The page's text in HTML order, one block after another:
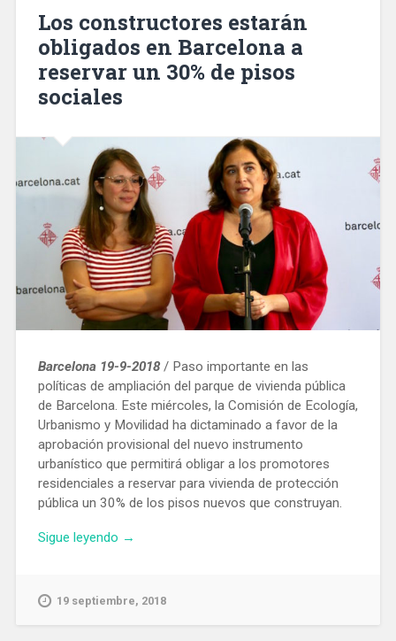
Los constructores estarán
obligados en Barcelona a
reservar un 30% de pisos
sociales
Barcelona 19-9-2018/ Paso importante en las
políticas de ampliación del parque de vivienda pública
de Barcelona. Este miércoles, la Comisión de Ecología,
Urbanismo y Movilidad ha dictaminado a favor de la
aprobación provisional del nuevo instrumento
urbanístico que permitirá obligar a los promotores
residenciales a reservar para vivienda de protección
pública un 30% de los pisos nuevos que construyan.
Sigue leyendo «Los
obligados
→
19 septiembre, 2018